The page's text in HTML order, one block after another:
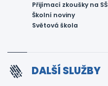
Přijímací zkoušky na SŠ
Školní noviny
Světová škola
DALŠÍ SLUŽBY